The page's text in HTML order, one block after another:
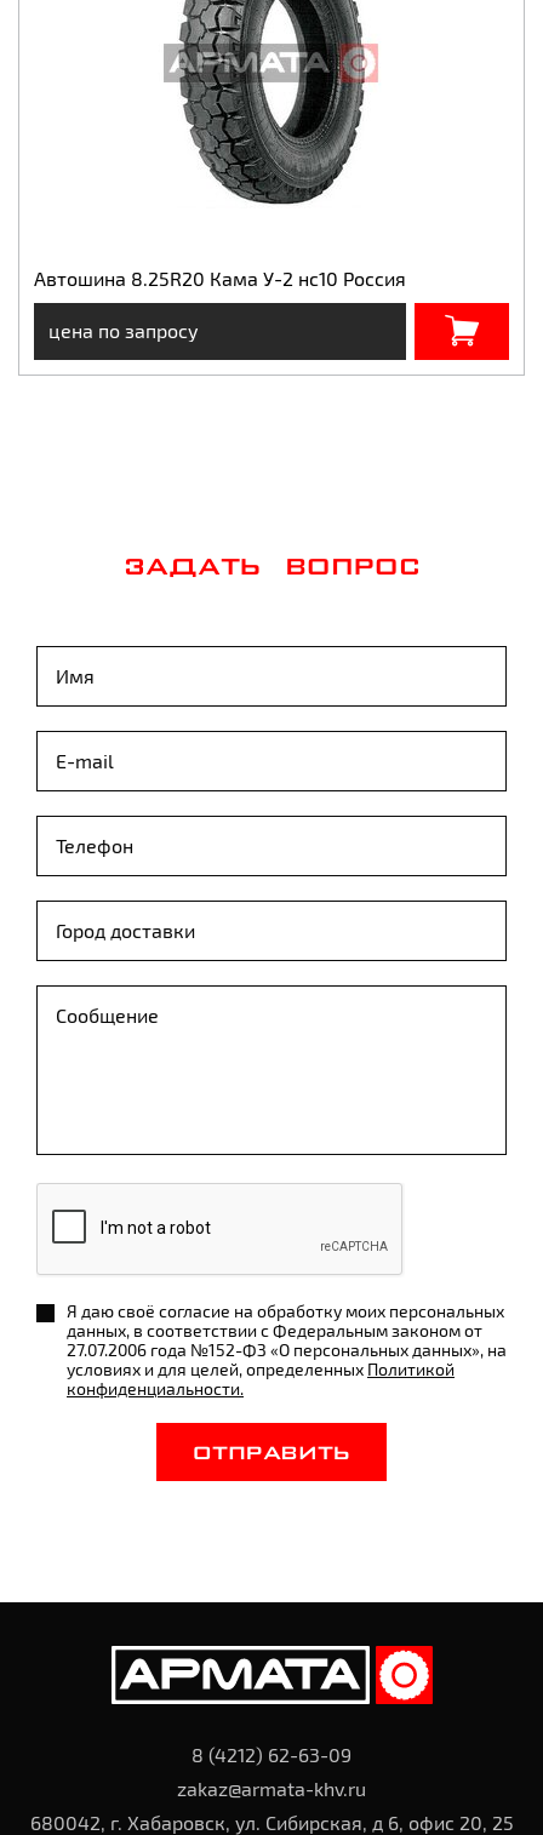
Автошина 8.25R20 Кама У-2 нс10 Россия
цена по запросу
ЗАДАТЬ ВОПРОС
Я даю своё согласие на обработку моих персональных
данных, в соответствии с Федеральным законом от
27.07.2006 года №152-ФЗ «О персональных данных», на
условиях и для целей, определенных Политикой
конфиденциальности.
ОТПРАВИТЬ
8 (4212) 62-63-09
zakaz@armata-khv.ru
680042, г. Хабаровск, ул. Сибирская, д 6, офис 20, 25